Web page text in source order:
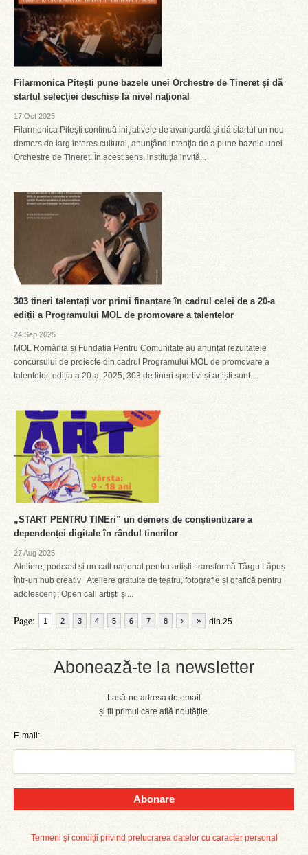
Abonează-te la newsletter
Lasă-ne adresa de email
și fii primul care află noutățile.
E-mail:
Abonare
Termeni și condiții privind prelucrarea datelor cu caracter personal
Filarmonica Piteşti pune bazele unei Orchestre de Tineret şi dă
startul selecţiei deschise la nivel naţional
17 Oct 2025
Filarmonica Piteşti continuă iniţiativele de avangardă şi dă startul un nou
demers de larg interes cultural, anunţând intenţia de a pune bazele unei
Orchestre de Tineret. În acest sens, instituţia invită...
303 tineri talentați vor primi finanțare în cadrul celei de a 20-a
ediții a Programului MOL de promovare a talentelor
24 Sep 2025
MOL România și Fundația Pentru Comunitate au anunțat rezultatele
concursului de proiecte din cadrul Programului MOL de promovare a
talentelor, ediția a 20-a, 2025; 303 de tineri sportivi și artiști sunt...
„START PENTRU TINEri” un demers de conștientizare a
dependenței digitale în rândul tinerilor
27 Aug 2025
Ateliere, podcast și un call național pentru artiști: transformă Târgu Lăpuș
într-un hub creativ Ateliere gratuite de teatru, fotografie și grafică pentru
adolescenți; Open call artiști și...
Page: 1 2 3 4 5 6 7 8 din 25
› »